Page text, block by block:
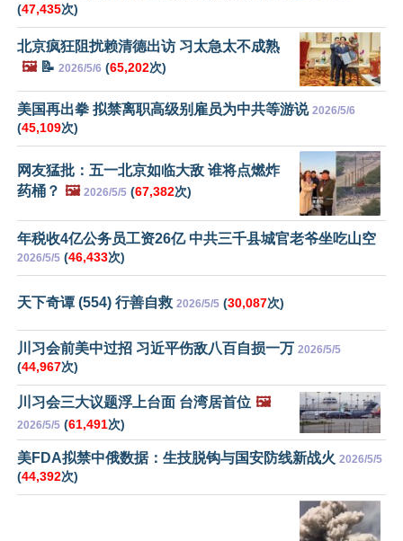
(47,435次)
北京疯狂阻扰赖清德出访 习太急太不成熟
🖼️📝 2026/5/6 (65,202次)
美国再出拳 拟禁离职高级别雇员为中共等游说 2026/5/6
(45,109次)
网友猛批：五一北京如临大敌 谁将点燃炸
药桶？ 🖼️ 2026/5/5 (67,382次)
年税收4亿公务员工资26亿 中共三千县城官老爷坐吃山空
2026/5/5 (46,433次)
天下奇谭 (554) 行善自救 2026/5/5 (30,087次)
川习会前美中过招 习近平伤敌八百自损一万 2026/5/5
(44,967次)
川习会三大议题浮上台面 台湾居首位 🖼️
2026/5/5 (61,491次)
美FDA拟禁中俄数据：生技脱钩与国安防线新战火 2026/5/5
(44,392次)